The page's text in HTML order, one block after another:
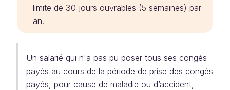
limite de 30 jours ouvrables (5 semaines) par
an.
Un salarié qui n'a pas pu poser tous ses congés
payés au cours de la période de prise des congés
payés, pour cause de maladie ou d’accident,